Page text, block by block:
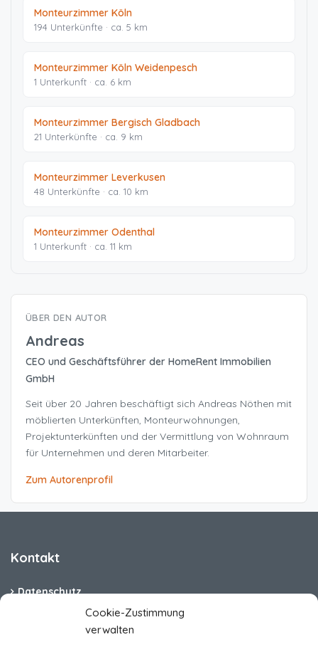
Cookie-Zustimmung
verwalten
Monteurzimmer Köln
194 Unterkünfte · ca. 5 km
Monteurzimmer Köln Weidenpesch
1 Unterkunft · ca. 6 km
Monteurzimmer Bergisch Gladbach
21 Unterkünfte · ca. 9 km
Monteurzimmer Leverkusen
48 Unterkünfte · ca. 10 km
Monteurzimmer Odenthal
1 Unterkunft · ca. 11 km
ÜBER DEN AUTOR
Andreas
CEO und Geschäftsführer der HomeRent Immobilien
GmbH
Seit über 20 Jahren beschäftigt sich Andreas Nöthen mit
möblierten Unterkünften, Monteurwohnungen,
Projektunterkünften und der Vermittlung von Wohnraum
für Unternehmen und deren Mitarbeiter.
Zum Autorenprofil
Kontakt
Datenschutz
Cookie-Richtlinie (EU)